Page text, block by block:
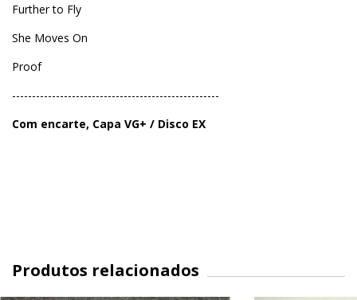
Further to Fly
She Moves On
Proof
----------------------------------------------------
Com encarte, Capa VG+ / Disco EX
Produtos relacionados